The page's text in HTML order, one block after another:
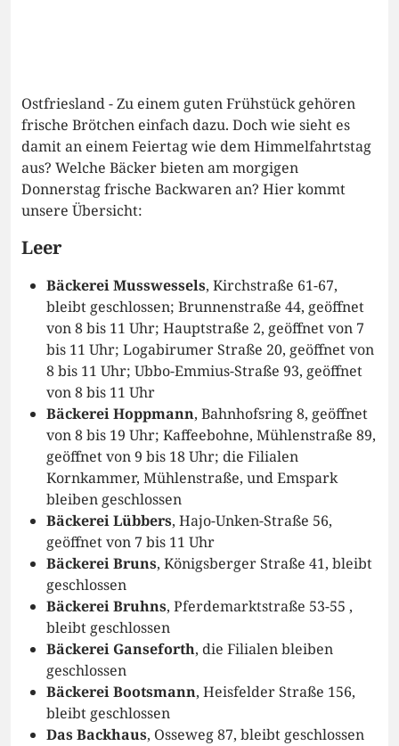
Ostfriesland - Zu einem guten Frühstück gehören
frische Brötchen einfach dazu. Doch wie sieht es
damit an einem Feiertag wie dem Himmelfahrtstag
aus? Welche Bäcker bieten am morgigen
Donnerstag frische Backwaren an? Hier kommt
unsere Übersicht:
Leer
Bäckerei Musswessels, Kirchstraße 61-67,
bleibt geschlossen; Brunnenstraße 44, geöffnet
von 8 bis 11 Uhr; Hauptstraße 2, geöffnet von 7
bis 11 Uhr; Logabirumer Straße 20, geöffnet von
8 bis 11 Uhr; Ubbo-Emmius-Straße 93, geöffnet
von 8 bis 11 Uhr
Bäckerei Hoppmann, Bahnhofsring 8, geöffnet
von 8 bis 19 Uhr; Kaffeebohne, Mühlenstraße 89,
geöffnet von 9 bis 18 Uhr; die Filialen
Kornkammer, Mühlenstraße, und Emspark
bleiben geschlossen
Bäckerei Lübbers, Hajo-Unken-Straße 56,
geöffnet von 7 bis 11 Uhr
Bäckerei Bruns, Königsberger Straße 41, bleibt
geschlossen
Bäckerei Bruhns, Pferdemarktstraße 53-55 ,
bleibt geschlossen
Bäckerei Ganseforth, die Filialen bleiben
geschlossen
Bäckerei Bootsmann, Heisfelder Straße 156,
bleibt geschlossen
Das Backhaus, Osseweg 87, bleibt geschlossen